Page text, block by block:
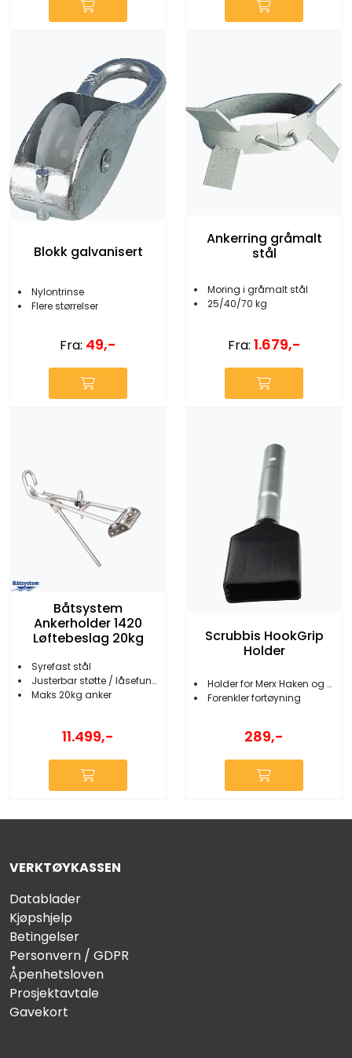
Blokk galvanisert
Nylontrinse
Flere størrelser
Fra: 49,-
Ankerring gråmalt
stål
Moring i gråmalt stål
25/40/70 kg
Fra: 1.679,-
Båtsystem
Ankerholder 1420
Løftebeslag 20kg
Syrefast stål
Justerbar støtte / låsefunksjon
Maks 20kg anker
11.499,-
Scrubbis HookGrip
Holder
Holder for Merx Haken og Scrubbis Sling
Forenkler fortøyning
289,-
VERKTØYKASSEN
Datablader
Kjøpshjelp
Betingelser
Personvern / GDPR
Åpenhetsloven
Prosjektavtale
Gavekort